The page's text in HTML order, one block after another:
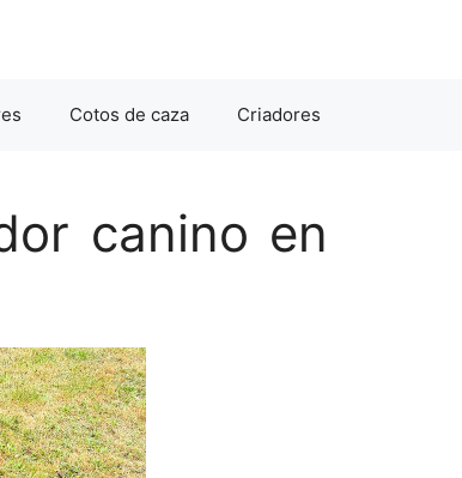
Cotos de caza Criadores
canino en